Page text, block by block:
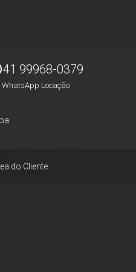
41 99968-0379
WhatsApp Locação
do Cliente